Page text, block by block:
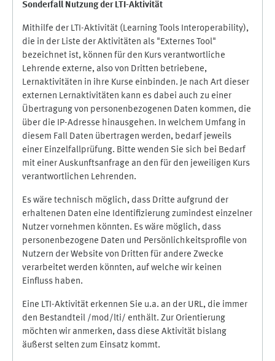
Sonderfall Nutzung der LTI-Aktivität
Mithilfe der LTI-Aktivität (Learning Tools Interoperability),
die in der Liste der Aktivitäten als "Externes Tool"
bezeichnet ist, können für den Kurs verantwortliche
Lehrende externe, also von Dritten betriebene,
Lernaktivitäten in ihre Kurse einbinden. Je nach Art dieser
externen Lernaktivitäten kann es dabei auch zu einer
Übertragung von personenbezogenen Daten kommen, die
über die IP-Adresse hinausgehen. In welchem Umfang in
diesem Fall Daten übertragen werden, bedarf jeweils
einer Einzelfallprüfung. Bitte wenden Sie sich bei Bedarf
mit einer Auskunftsanfrage an den für den jeweiligen Kurs
verantwortlichen Lehrenden.
Es wäre technisch möglich, dass Dritte aufgrund der
erhaltenen Daten eine Identifizierung zumindest einzelner
Nutzer vornehmen könnten. Es wäre möglich, dass
personenbezogene Daten und Persönlichkeitsprofile von
Nutzern der Website von Dritten für andere Zwecke
verarbeitet werden könnten, auf welche wir keinen
Einfluss haben.
Eine LTI-Aktivität erkennen Sie u.a. an der URL, die immer
den Bestandteil /mod/lti/ enthält. Zur Orientierung
möchten wir anmerken, dass diese Aktivität bislang
äußerst selten zum Einsatz kommt.